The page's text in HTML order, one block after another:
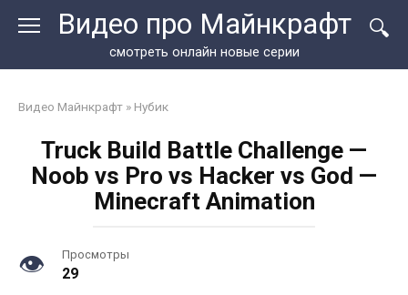
Видео про Майнкрафт
смотреть онлайн новые серии
Видео Майнкрафт » Нубик
Truck Build Battle Challenge —
Noob vs Pro vs Hacker vs God —
Minecraft Animation
Просмотры
29